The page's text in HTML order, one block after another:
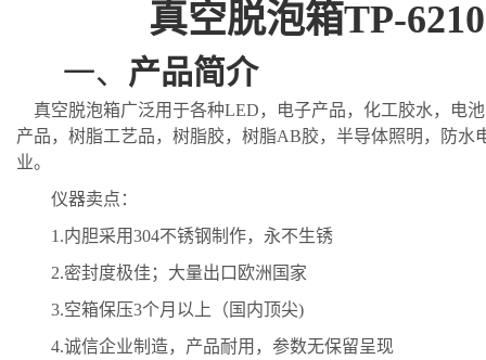
真空脱泡箱TP-6210
一、 产品简介
真空脱泡箱广泛用于各种LED，电子产品，化工胶水，电
产品，树脂工艺品，树脂胶，树脂AB胶，半导体照明，防水
业。
仪器卖点：
1.内胆采用304不锈钢制作，永不生锈
2.密封度极佳；大量出口欧洲国家
3.空箱保压3个月以上（国内顶尖)
4.诚信企业制造，产品耐用，参数无保留呈现